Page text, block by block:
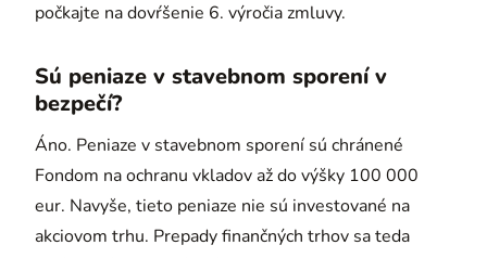
počkajte na dovŕšenie 6. výročia zmluvy.
Sú peniaze v stavebnom sporení v
bezpečí?
Áno. Peniaze v stavebnom sporení sú chránené
Fondom na ochranu vkladov až do výšky 100 000
eur. Navyše, tieto peniaze nie sú investované na
akciovom trhu. Prepady finančných trhov sa teda